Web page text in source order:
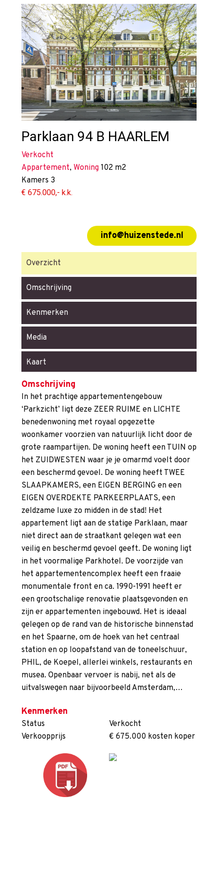
Parklaan 94 B HAARLEM
Verkocht
Appartement, Woning 102 m2
Kamers 3
€ 675.000,- k.k.
info@huizenstede.nl
Overzicht
Omschrijving
Kenmerken
Media
Kaart
Omschrijving
In het prachtige appartementengebouw
‘Parkzicht’ ligt deze ZEER RUIME en LICHTE
benedenwoning met royaal opgezette
woonkamer voorzien van natuurlijk licht door de
grote raampartijen. De woning heeft een TUIN op
het ZUIDWESTEN waar je je omarmd voelt door
een beschermd gevoel. De woning heeft TWEE
SLAAPKAMERS, een EIGEN BERGING en een
EIGEN OVERDEKTE PARKEERPLAATS, een
zeldzame luxe zo midden in de stad! Het
appartement ligt aan de statige Parklaan, maar
niet direct aan de straatkant gelegen wat een
veilig en beschermd gevoel geeft. De woning ligt
in het voormalige Parkhotel. De voorzijde van
het appartementencomplex heeft een fraaie
monumentale front en ca. 1990-1991 heeft er
een grootschalige renovatie plaatsgevonden en
zijn er appartementen ingebouwd. Het is ideaal
gelegen op de rand van de historische binnenstad
en het Spaarne, om de hoek van het centraal
station en op loopafstand van de toneelschuur,
PHIL, de Koepel, allerlei winkels, restaurants en
musea. Openbaar vervoer is nabij, net als de
uitvalswegen naar bijvoorbeeld Amsterdam,…
Kenmerken
Status
Verkocht
Verkoopprijs
€ 675.000 kosten koper